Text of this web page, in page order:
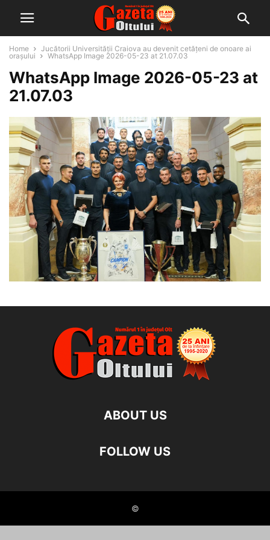
Home
Jucătorii Universității Craiova au devenit cetățeni de onoare ai
orașului
WhatsApp Image 2026-05-23 at 21.07.03
WhatsApp Image 2026-05-23 at
21.07.03
ABOUT US
FOLLOW US
©